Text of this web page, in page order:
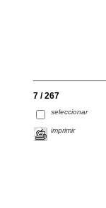
7 / 267
seleccionar
imprimir